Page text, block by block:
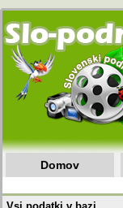
Domov